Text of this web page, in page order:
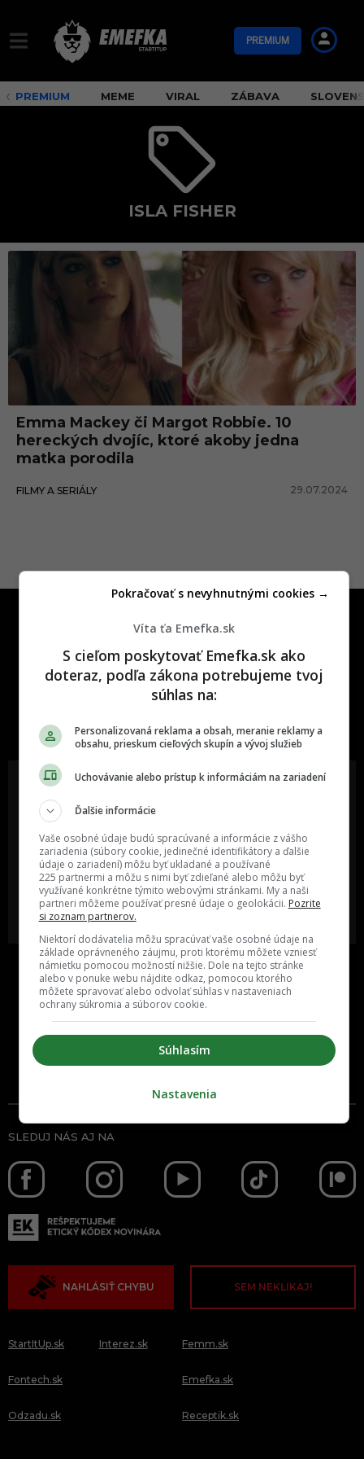
PREMIUM
PREMIUM MEME VIRAL ZÁBAVA
ISLA FISHER
F
s
h
e
r
Emma Mackey či Margot Robbie. 10
hereckých dvojíc, ktoré akoby jedna
matka porodila
FILMY A SERIÁLY 29.07.2024
One time najzábavnejšie miesto na
najzabávnejšie miesto na svete
Oslov reklamou viac ako milión
ľudí v rôznych vekových
kategóriách a na rôznych
sociálnych sieťach a nakopni svoj
biznis alebo produkt.
MÁM ZÁUJEM O
SPOLUPRÁCU
poznáš niekoho, o kom by sme
mali určite napísať?
POŠLI NÁM TIP NA ČLÁNOK
Inzercia Cenník
SLEDUJ NÁS AJ NA
NAHLÁSIŤ CHYBU SEM NEKLIKAJ!
StartItUp.sk
Fontech.sk
Odzadu.sk
Interez.sk Femm.sk
Emefka.sk
Receptik.sk
Víta ťa Emefka.sk
S cieľom poskytovať Emefka.sk ako
doteraz, podľa zákona potrebujeme tvoj
súhlas na:
Personalizovaná reklama a obsah, meranie reklamy a
obsahu, prieskum cieľových skupín a vývoj služieb
Uchovávanie alebo prístup k informáciám na zariadení
Ďalšie informácie
Vaše osobné údaje budú spracúvané a informácie z vášho
zariadenia (súbory cookie, jedinečné identifikátory a ďalšie
údaje o zariadení) môžu byť ukladané a používané
225 partnermi a môžu s nimi byť zdieľané alebo môžu byť
využívané konkrétne týmito webovými stránkami. My a naši
partneri môžeme používať presné údaje o geolokácii. Pozrite
si zoznam partnerov.
Niektorí dodávatelia môžu spracúvať vaše osobné údaje na
základe oprávneného záujmu, proti ktorému môžete vzniesť
námietku pomocou možností nižšie. Dole na tejto stránke
alebo v ponuke webu nájdite odkaz, pomocou ktorého
môžete spravovať alebo odvolať súhlas v nastaveniach
ochrany súkromia a súborov cookie.
Súhlasím
Pokračovať s nevyhnutnými cookies →
Nastavenia